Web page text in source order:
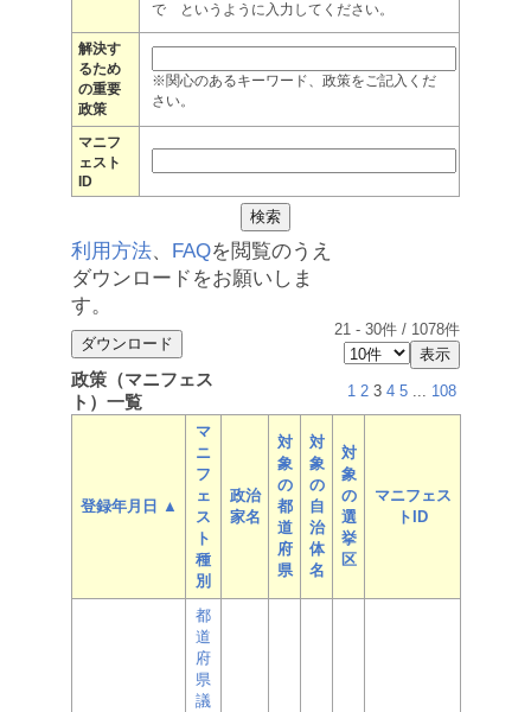
で というように入力してください。
解決す
るため
の重要
政策
※関心のあるキーワード、政策をご記入くだ
さい。
マニフ
ェスト
ID
利用方法、 FAQを閲覧のうえ
ダウンロードをお願いしま
す。
21 - 30件 / 1078件
政策（マニフェス
ト）一覧
1 2 3 4 5 ... 108
登録年月日 ▲
マ
ニ
フ
ェ
ス
ト
種
別
政治
家名
対
象
の
都
道
府
県
対
象
の
自
治
体
名
対
象
の
選
挙
区
マニフェス
トID
都
道
府
県
議